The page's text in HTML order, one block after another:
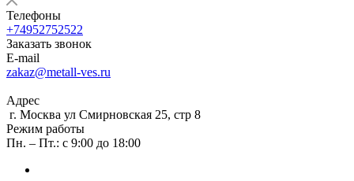
Телефоны
+74952752522
Заказать звонок
E-mail
zakaz@metall-ves.ru
Адрес
г. Москва ул Смирновская 25, стр 8
Режим работы
Пн. – Пт.: с 9:00 до 18:00